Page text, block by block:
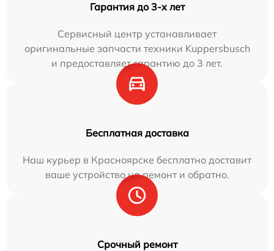
Гарантия до 3-х лет
Сервисный центр устанавливает
оригинальные запчасти техники Kuppersbusch
и предоставляет гарантию до 3 лет.
Бесплатная доставка
Наш курьер в Красноярске бесплатно доставит
ваше устройство на ремонт и обратно.
Срочный ремонт